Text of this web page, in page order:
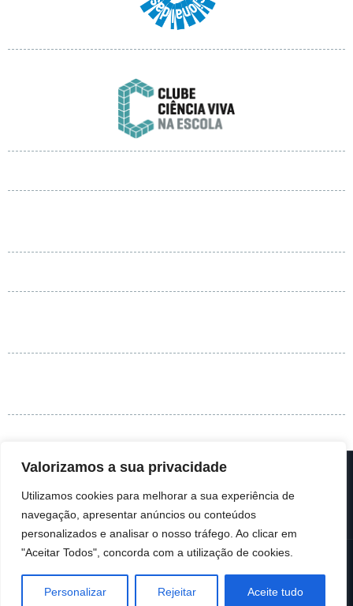
Valorizamos a sua privacidade
Utilizamos cookies para melhorar a sua experiência de
navegação, apresentar anúncios ou conteúdos
personalizados e analisar o nosso tráfego. Ao clicar em
"Aceitar Todos", concorda com a utilização de cookies.
Personalizar Rejeitar Aceite tudo
Política de Privacidade|Centro de Arbitragem
Agrupamento de Escolas do Teixoso | Quinta de S. João 6200-676 Teixoso |